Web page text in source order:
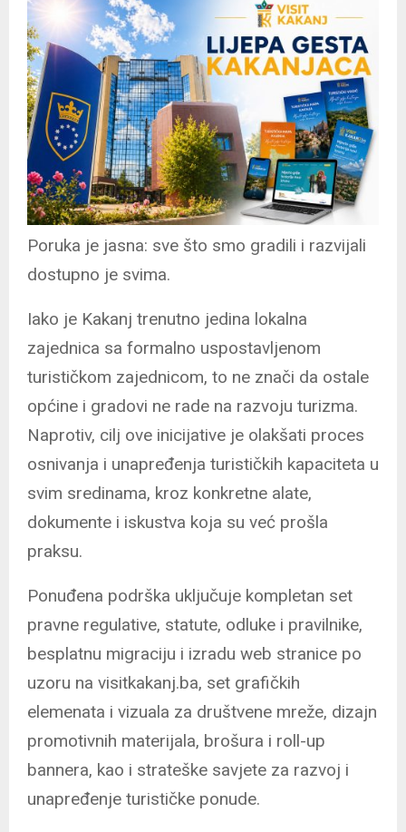
Poruka je jasna: sve što smo gradili i razvijali
dostupno je svima.
Iako je Kakanj trenutno jedina lokalna
zajednica sa formalno uspostavljenom
turističkom zajednicom, to ne znači da ostale
općine i gradovi ne rade na razvoju turizma.
Naprotiv, cilj ove inicijative je olakšati proces
osnivanja i unapređenja turističkih kapaciteta u
svim sredinama, kroz konkretne alate,
dokumente i iskustva koja su već prošla
praksu.
Ponuđena podrška uključuje kompletan set
pravne regulative, statute, odluke i pravilnike,
besplatnu migraciju i izradu web stranice po
uzoru na visitkakanj.ba, set grafičkih
elemenata i vizuala za društvene mreže, dizajn
promotivnih materijala, brošura i roll-up
bannera, kao i strateške savjete za razvoj i
unapređenje turističke ponude.